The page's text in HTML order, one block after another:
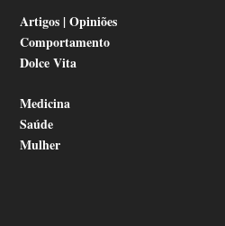
Artigos | Opiniões
Comportamento
Dolce Vita
Medicina
Saúde
Mulher